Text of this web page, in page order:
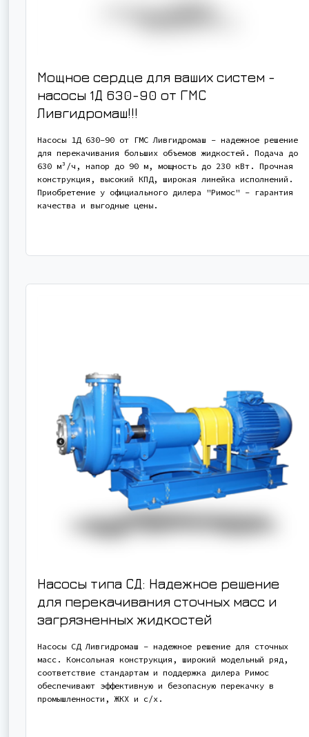
Мощное сердце для ваших систем -
насосы 1Д 630-90 от ГМС
Ливгидромаш!!!
Насосы 1Д 630-90 от ГМС Ливгидромаш - надежное решение
для перекачивания больших объемов жидкостей. Подача до
630 м³/ч, напор до 90 м, мощность до 230 кВт. Прочная
конструкция, высокий КПД, широкая линейка исполнений.
Приобретение у официального дилера "Римос" - гарантия
качества и выгодные цены.
Насосы типа СД: Надежное решение
для перекачивания сточных масс и
загрязненных жидкостей
Насосы СД Ливгидромаш – надежное решение для сточных
масс. Консольная конструкция, широкий модельный ряд,
соответствие стандартам и поддержка дилера Римос
обеспечивают эффективную и безопасную перекачку в
промышленности, ЖКХ и с/х.